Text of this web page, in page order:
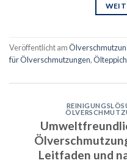
Veröffentlicht am
für Ölverschmutzungen,
Leitfaden und